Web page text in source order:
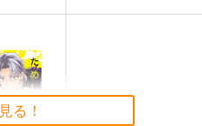
る！